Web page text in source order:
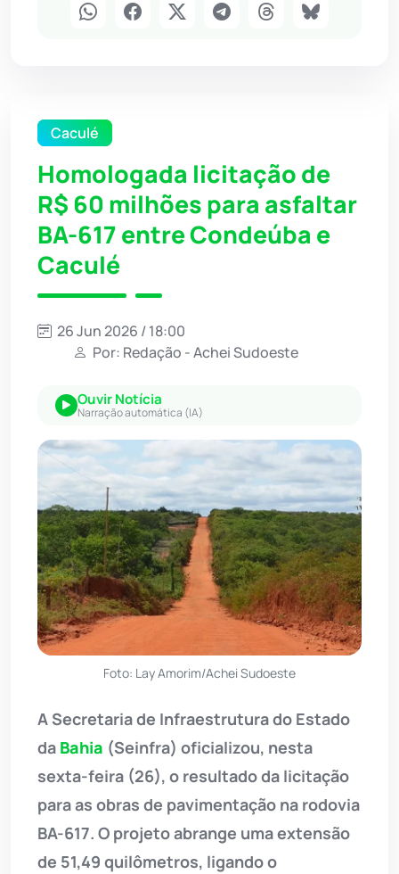
Caculé
Homologada licitação de
R$ 60 milhões para asfaltar
BA-617 entre Condeúba e
Caculé
26 Jun 2026 / 18:00
Por: Redação - Achei Sudoeste
Ouvir Notícia
Narração automática (IA)
Foto: Lay Amorim/Achei Sudoeste
A Secretaria de Infraestrutura do Estado
da Bahia (Seinfra) oficializou, nesta
sexta-feira (26), o resultado da licitação
para as obras de pavimentação na rodovia
BA-617. O projeto abrange uma extensão
de 51,49 quilômetros, ligando o